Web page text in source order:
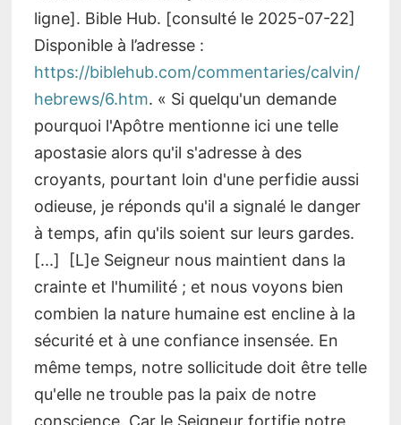
ligne]. Bible Hub. [consulté le 2025-07-22]
Disponible à l’adresse :
https://biblehub.com/commentaries/calvin/
hebrews/6.htm. « Si quelqu'un demande
pourquoi l'Apôtre mentionne ici une telle
apostasie alors qu'il s'adresse à des
croyants, pourtant loin d'une perfidie aussi
odieuse, je réponds qu'il a signalé le danger
à temps, afin qu'ils soient sur leurs gardes.
[...] [L]e Seigneur nous maintient dans la
crainte et l'humilité ; et nous voyons bien
combien la nature humaine est encline à la
sécurité et à une confiance insensée. En
même temps, notre sollicitude doit être telle
qu'elle ne trouble pas la paix de notre
conscience. Car le Seigneur fortifie notre